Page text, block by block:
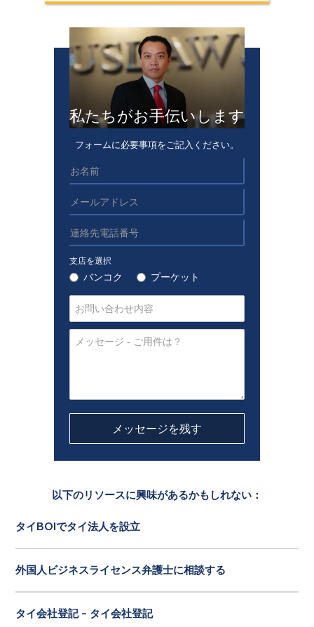
私たちがお手伝いします
フォームに必要事項をご記入ください。
支店を選択
バンコク プーケット
以下のリソースに興味があるかもしれない：
タイBOIでタイ法人を設立
外国人ビジネスライセンス弁護士に相談する
タイ会社登記 - タイ会社登記